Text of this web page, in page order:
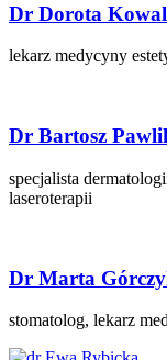
Dr Dorota
lekarz medycyny
Dr Bartosz
specjalista
laseroterapii
Dr Marta
stomatolog, lekarz